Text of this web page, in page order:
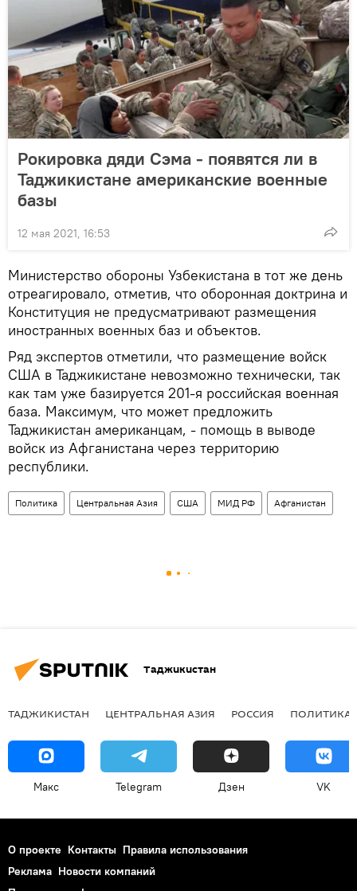
Рокировка дяди Сэма - появятся ли в
Таджикистане американские военные
базы
12 мая 2021, 16:53
Министерство обороны Узбекистана в тот же день
отреагировало, отметив, что оборонная доктрина и
Конституция не предусматривают размещения
иностранных военных баз и объектов.
Ряд экспертов отметили, что размещение войск
США в Таджикистане невозможно технически, так
как там уже базируется 201-я российская военная
база. Максимум, что может предложить
Таджикистан американцам, - помощь в выводе
войск из Афганистана через территорию
республики.
Политика Центральная Азия США МИД РФ Афганистан
Таджикистан
ТАДЖИКИСТАН ЦЕНТРАЛЬНАЯ АЗИЯ РОССИЯ ПОЛИТИКА
Макс Telegram Дзен VK
О проекте Контакты Правила использования
Реклама Новости компаний